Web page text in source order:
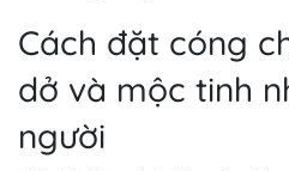
Cách đặt cóng
dở và mộc tinh
người